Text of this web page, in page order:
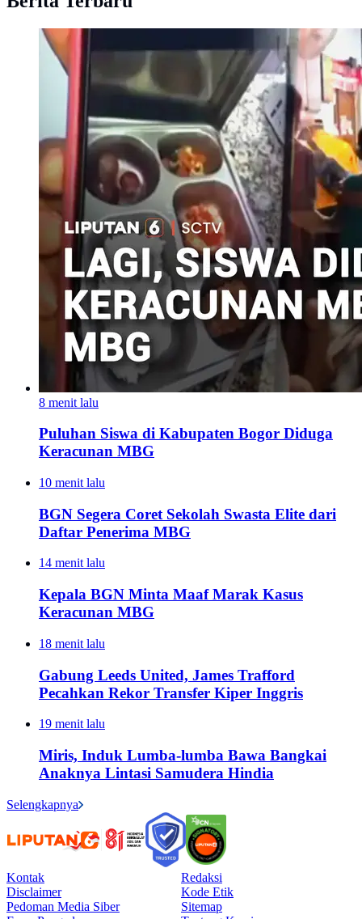
8 menit lalu
Puluhan Siswa di Kabupaten Bogor Diduga
Keracunan MBG
10 menit lalu
BGN Segera Coret Sekolah Swasta Elite dari
Daftar Penerima MBG
14 menit lalu
Kepala BGN Minta Maaf Marak Kasus
Keracunan MBG
18 menit lalu
Gabung Leeds United, James Trafford
Pecahkan Rekor Transfer Kiper Inggris
19 menit lalu
Miris, Induk Lumba-lumba Bawa Bangkai
Anaknya Lintasi Samudera Hindia
Selengkapnya
Kontak
Redaksi
Disclaimer
Kode Etik
Pedoman Media Siber
Sitemap